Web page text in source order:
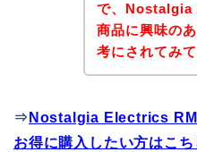
で、Nostalgia
商品に興味の
考にされてみ
⇒ Nostalgia Electrics
お得に購入したい方はこち